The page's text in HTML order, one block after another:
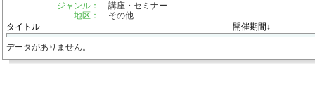
ジャンル：
講座・セミナー
地区：
その他
タイトル
開催期間↓
データがありません。